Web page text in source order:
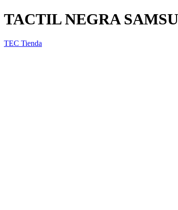
TACTIL NEGRA
TEC Tienda